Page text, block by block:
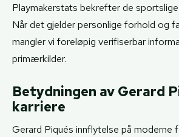
Playmakerstats bekrefter de
Når det gjelder personlige forhold og
mangler vi foreløpig verifiserbar
primærkilder.
Betydningen av Gerard
karriere
Gerard Piqués innflytelse på moderne